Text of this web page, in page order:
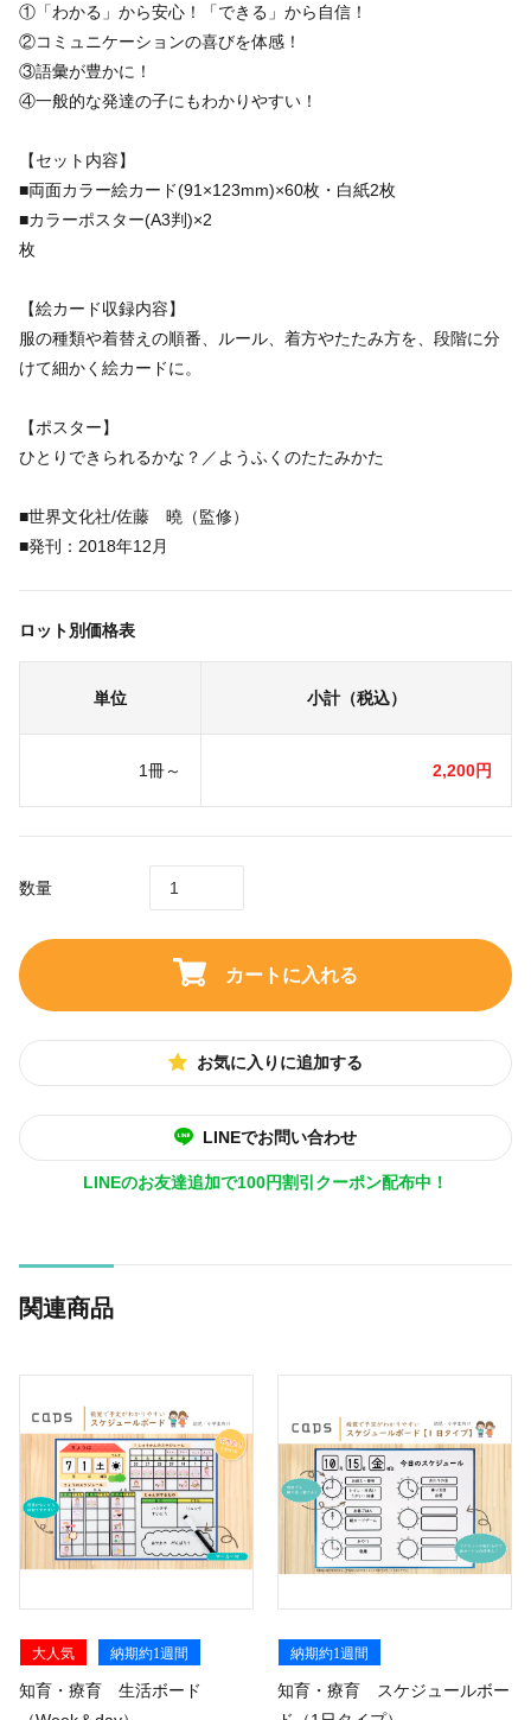
①「わかる」から安心！「できる」から自信！
②コミュニケーションの喜びを体感！
③語彙が豊かに！
④一般的な発達の子にもわかりやすい！
【セット内容】
■両面カラー絵カード(91×123mm)×60枚・白紙2枚
■カラーポスター(A3判)×2
【絵カード収録内容】
服の種類や着替えの順番、ルール、着方やたたみ方を、段階に分
けて細かく絵カードに。
【ポスター】
ひとりできられるかな？／ようふくのたたみかた
■世界文化社/佐藤 曉（監修）
■発刊：2018年12月
ロット別価格表
単位 小計（税込）
1冊～ 2,200円
数量
カートに入れる
お気に入りに追加する
LINEでお問い合わせ
LINEのお友達追加で100円割引クーポン配布中！
関連商品
大人気 納期約1週間
知育・療育 生活ボード
納期約1週間
知育・療育 スケジュールボー